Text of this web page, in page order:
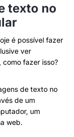
texto no
é possível fazer
ver
como fazer isso?
de texto no
de um
um
web.